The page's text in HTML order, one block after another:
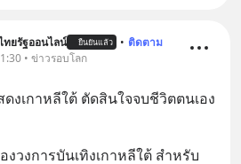
ยรัฐออนไลน์ ยืนยันแล้ว • ติดตาม
• ข่าวรอบโลก
งเกาหลีใต้ ตัดสินใจจบชีวิตตนเอง
งวงการบันเทิงเกาหลีใต้ สำหรับ